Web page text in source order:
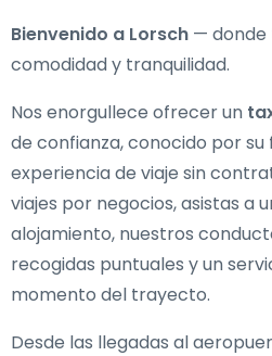
Bienvenido a Lorsch — donde
comodidad y tranquilidad.
Nos enorgullece ofrecer un
de confianza, conocido por
experiencia de viaje sin
viajes por negocios, asistas a
alojamiento, nuestros
recogidas puntuales y un
momento del trayecto.
Desde las llegadas al